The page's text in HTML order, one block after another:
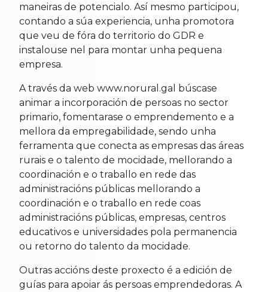
maneiras de potencialo. Así mesmo participou,
contando a súa experiencia, unha promotora
que veu de fóra do territorio do GDR e
instalouse nel para montar unha pequena
empresa.
A través da web www.norural.gal búscase
animar a incorporación de persoas no sector
primario, fomentarase o emprendemento e a
mellora da empregabilidade, sendo unha
ferramenta que conecta as empresas das áreas
rurais e o talento de mocidade, mellorando a
coordinación e o traballo en rede das
administracións públicas mellorando a
coordinación e o traballo en rede coas
administracións públicas, empresas, centros
educativos e universidades pola permanencia
ou retorno do talento da mocidade.
Outras accións deste proxecto é a edición de
guías para apoiar ás persoas emprendedoras. A